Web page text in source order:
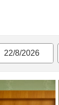
22/8/2026